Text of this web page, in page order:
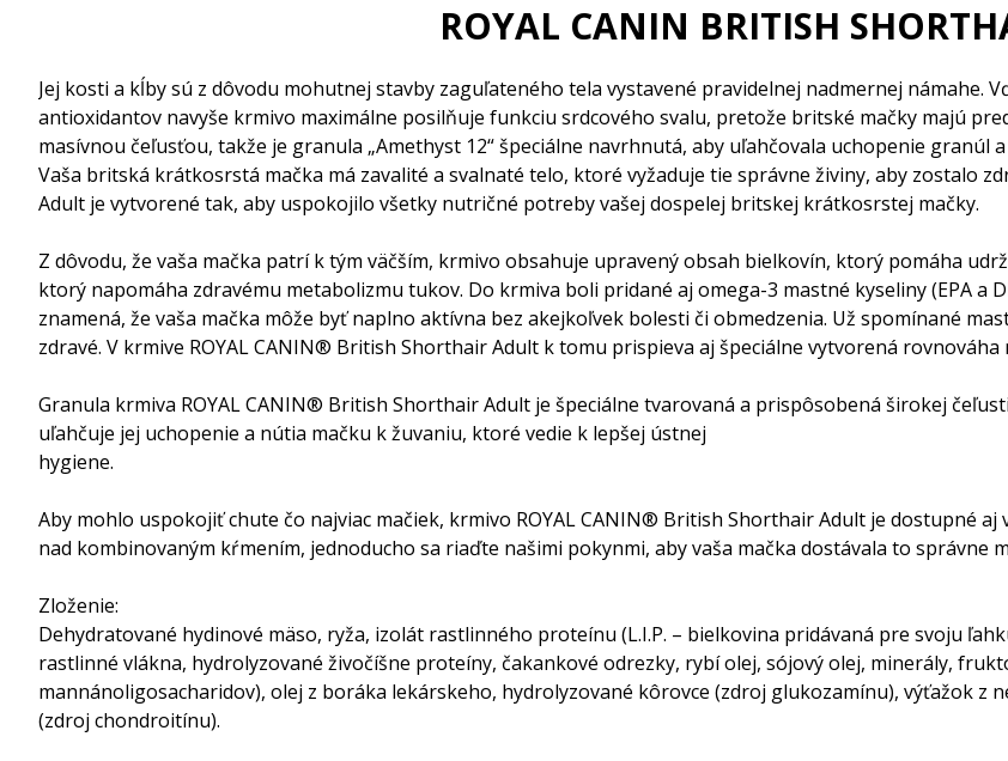
ROYAL CANIN BRITISH
Jej kosti a kĺby sú z dôvodu mohutnej stavby zaguľateného tela vystavené pravidelnej nadmernej námahe.
antioxidantov navyše krmivo maximálne posilňuje funkciu srdcového svalu, pretože britské mačky majú
masívnou čeľusťou, takže je granula „Amethyst 12“ špeciálne navrhnutá, aby uľahčovala uchopenie granúl
Vaša britská krátkosrstá mačka má zavalité a svalnaté telo, ktoré vyžaduje tie správne živiny, aby zostalo
Adult je vytvorené tak, aby uspokojilo všetky nutričné potreby vašej dospelej britskej krátkosrstej mačky.
Z dôvodu, že vaša mačka patrí k tým väčším, krmivo obsahuje upravený obsah bielkovín, ktorý pomáha
ktorý napomáha zdravému metabolizmu tukov. Do krmiva boli pridané aj omega-3 mastné kyseliny (EPA a
znamená, že vaša mačka môže byť naplno aktívna bez akejkoľvek bolesti či obmedzenia. Už spomínané
zdravé. V krmive ROYAL CANIN® British Shorthair Adult k tomu prispieva aj špeciálne vytvorená rovnováha
Granula krmiva ROYAL CANIN® British Shorthair Adult je špeciálne tvarovaná a prispôsobená širokej
uľahčuje jej uchopenie a nútia mačku k žuvaniu, ktoré vedie k lepšej ústnej
hygiene.
Aby mohlo uspokojiť chute čo najviac mačiek, krmivo ROYAL CANIN® British Shorthair Adult je dostupné
nad kombinovaným kŕmením, jednoducho sa riaďte našimi pokynmi, aby vaša mačka dostávala to správne
Zloženie:
Dehydratované hydinové mäso, ryža, izolát rastlinného proteínu (L.I.P. – bielkovina pridávaná pre svoju
rastlinné vlákna, hydrolyzované živočíšne proteíny, čakankové odrezky, rybí olej, sójový olej, minerály,
mannánoligosacharidov), olej z boráka lekárskeho, hydrolyzované kôrovce (zdroj glukozamínu), výťažok z
(zdroj chondroitínu).